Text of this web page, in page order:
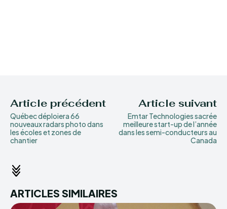
Article précédent
Québec déploiera 66
nouveaux radars photo dans
les écoles et zones de
chantier
Article suivant
Emtar Technologies sacrée
meilleure start-up de l’année
dans les semi-conducteurs au
Canada
ARTICLES SIMILAIRES